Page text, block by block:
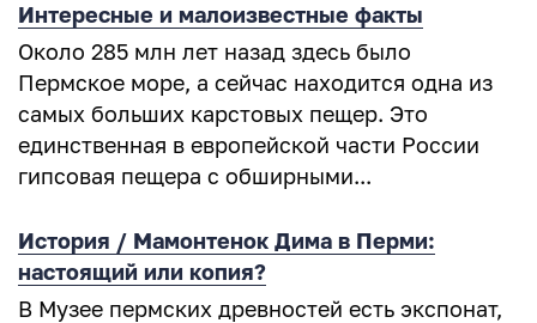
Интересные и малоизвестные факты
Около 285 млн лет назад здесь было
Пермское море, а сейчас находится одна из
самых больших карстовых пещер. Это
единственная в европейской части России
гипсовая пещера с обширными...
История / Мамонтенок Дима в Перми:
настоящий или копия?
В Музее пермских древностей есть экспонат,